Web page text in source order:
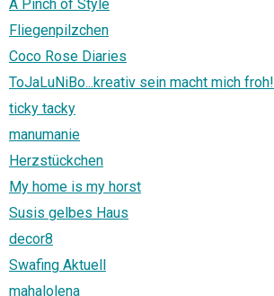
A Pinch of Style
Fliegenpilzchen
Coco Rose Diaries
ToJaLuNiBo...kreativ sein macht mich froh!
ticky tacky
manumanie
Herzstückchen
My home is my horst
Susis gelbes Haus
decor8
Swafing Aktuell
mahalolena